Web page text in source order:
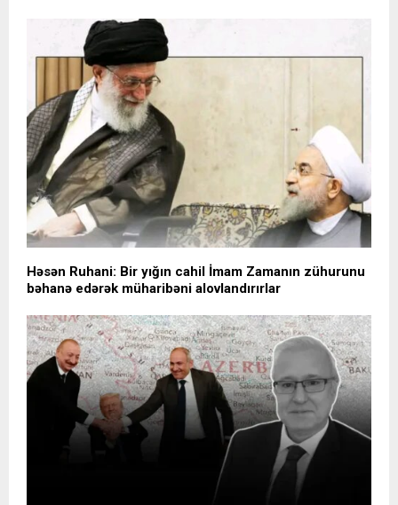
Həsən Ruhani: Bir yığın cahil İmam Zamanın zühurunu
bəhanə edərək müharibəni alovlandırırlar